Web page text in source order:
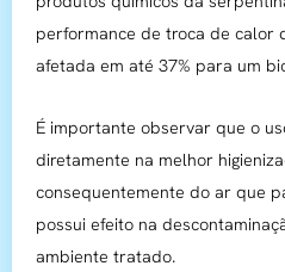
performance de troca de calor
afetada em até 37% para um
É importante observar que o
diretamente na melhor
consequentemente do ar que
possui efeito na
ambiente tratado.